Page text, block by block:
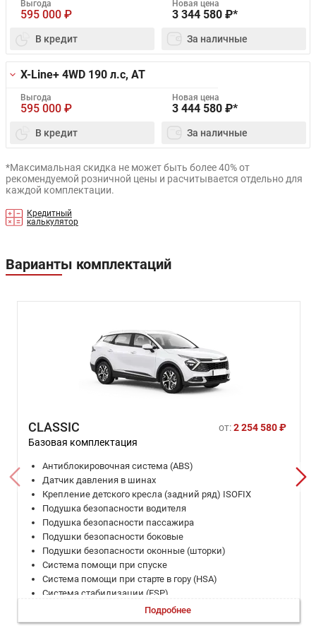
Выгода
595 000 ₽
Новая цена
3 344 580 ₽*
В кредит За наличные
X-Line+ 4WD 190 л.с, AT
Выгода
595 000 ₽
Новая цена
3 444 580 ₽*
В кредит За наличные
*Максимальная скидка не может быть более 40% от
рекомендуемой розничной цены и расчитывается отдельно для
каждой комплектации.
Кредитный
калькулятор
Варианты комплектаций
CLASSIC от:2 254 580 ₽
Базовая комплектация
Антиблокировочная система (ABS)
Датчик давления в шинах
Крепление детского кресла (задний ряд) ISOFIX
Подушка безопасности водителя
Подушка безопасности пассажира
Подушки безопасности боковые
Подушки безопасности оконные (шторки)
Система помощи при спуске
Система помощи при старте в гору (HSA)
Система стабилизации (ESP)
Система стабилизации рулевого управления (VSM)
ЭРА-ГЛОНАСС
Подробнее